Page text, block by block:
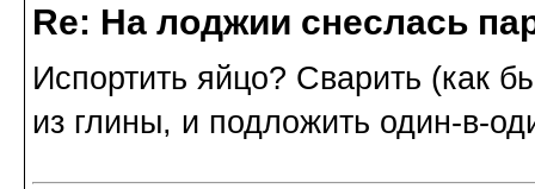
Re: На лоджии снеслась
Испортить яйцо? Сварить (как
из глины, и подложить один-в-